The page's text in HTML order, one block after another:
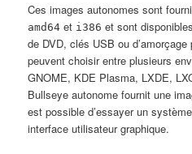
Ces images autonomes sont
amd64 et i386 et sont
de DVD, clés USB ou
peuvent choisir entre plusieurs
GNOME, KDE Plasma, LXDE,
Bullseye autonome fournit une
est possible d’essayer un
interface utilisateur graphique.